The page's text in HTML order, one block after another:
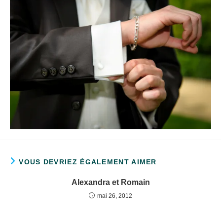
VOUS DEVRIEZ ÉGALEMENT AIMER
Alexandra et Romain
mai 26, 2012